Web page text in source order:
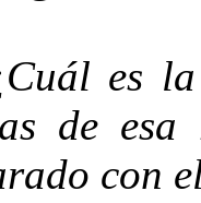
es
de
con